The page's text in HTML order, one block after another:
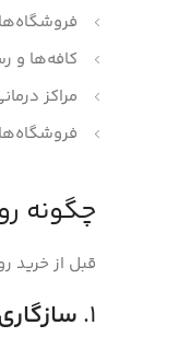
کافه‌ها و
مراکز
چگونه
قبل از خرید
1.